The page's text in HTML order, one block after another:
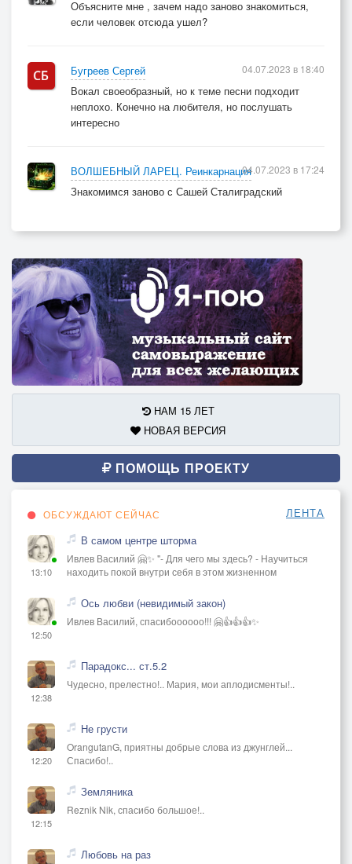
Объясните мне , зачем надо заново знакомиться,
если человек отсюда ушел?
Бугреев Сергей
Вокал своеобразный, но к теме песни подходит
неплохо. Конечно на любителя, но послушать
интересно
04.07.2023 в 18:40
ВОЛШЕБНЫЙ ЛАРЕЦ. Реинкарнация
Знакомимся заново с Сашей Сталиградский
04.07.2023 в 17:24
НАМ 15 ЛЕТ
НОВАЯ ВЕРСИЯ
ПОМОЩЬ ПРОЕКТУ
ОБСУЖДАЮТ СЕЙЧАС ЛЕНТА
13:10
В самом центре шторма
Ивлев Василий 🤗✨ "- Для чего мы здесь? - Научиться
находить покой внутри себя в этом жизненном
12:50
Ось любви (невидимый закон)
Ивлев Василий, спасибоооооо!!! 🤗👍👍👍✨
12:38
Парадокс... ст.5.2
Чудесно, прелестно!.. Мария, мои аплодисменты!..
12:20
Не грусти
OrangutanG, приятны добрые слова из джунглей...
Спасибо!..
12:15
Земляника
Reznik Nik, спасибо большое!..
Любовь на раз